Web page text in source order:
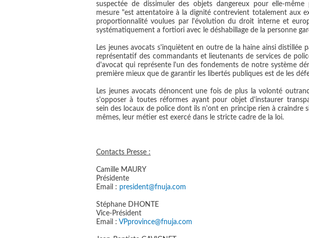
suspectée de dissimuler des objets dangereux pour elle-
mesure "est attentatoire à la dignité contrevient totalement aux
proportionnalité voulues par l'évolution du droit interne et
systématiquement a fortiori avec le déshabillage de la personne
Les jeunes avocats s'inquiètent en outre de la haine ainsi distillée
représentatif des commandants et lieutenants de services de
d'avocat qui représente l'un des fondements de notre système
première mieux que de garantir les libertés publiques est de les
Les jeunes avocats dénoncent une fois de plus la volonté
s'opposer à toutes réformes ayant pour objet d'instaurer
sein des locaux de police dont ils n'ont en principe rien à craindre
mêmes, leur métier est exercé dans le stricte cadre de la loi.
Contacts Presse :
Camille MAURY
Présidente
Email : president@fnuja.com
Stéphane DHONTE
Vice-Président
Email : VPprovince@fnuja.com